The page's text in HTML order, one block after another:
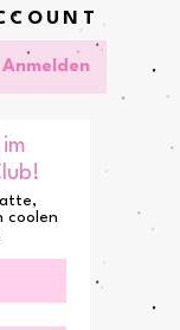
Anmelden
coolen